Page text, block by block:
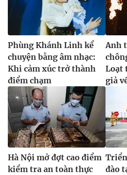
® Cấm sao chép dưới mọi hình thức
thuận bằng văn bản. Ghi rõ nguồn
thông tin từ website này.
Phùng Khánh Linh kể
chuyện bằng âm nhạc:
Khi cảm xúc trở thành
điểm chạm
Anh
Loạt
giả
Hà Nội mở đợt cao điểm
kiểm tra an toàn thực
đào